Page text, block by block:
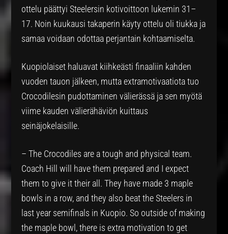
ottelu päättyi Steelersin kotivoittoon lukemin 31–
17. Noin kuukausi takaperin käyty ottelu oli tiukka ja
samaa voidaan odottaa perjantain kohtaamiselta.
Kuopiolaiset haluavat kiihkeästi finaaliin kahden
vuoden tauon jälkeen, mutta extramotivaatiota tuo
Crocodilesin pudottaminen välierässä ja sen myötä
viime kauden välierähäviön kuittaus
seinäjokelaisille.
– The Crocodiles are a tough and physical team.
Coach Hill will have them prepared and I expect
them to give it their all. They have made 3 maple
bowls in a row, and they also beat the Steelers in
last year semifinals in Kuopio. So outside of making
the maple bowl, there is extra motivation to get